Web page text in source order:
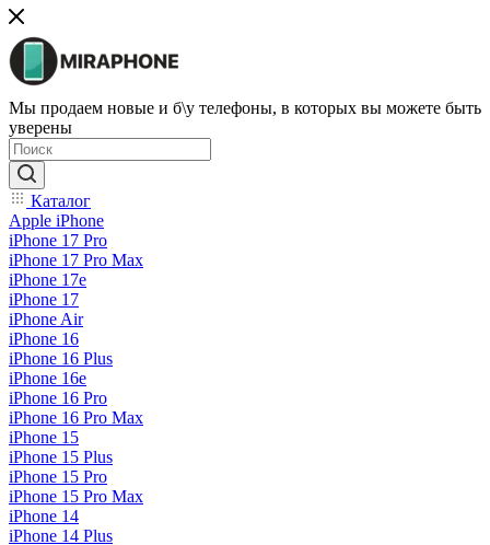
Мы продаем новые и б\у телефоны, в которых вы можете быть
уверены
Каталог
Apple iPhone
iPhone 17 Pro
iPhone 17 Pro Max
iPhone 17e
iPhone 17
iPhone Air
iPhone 16
iPhone 16 Plus
iPhone 16e
iPhone 16 Pro
iPhone 16 Pro Max
iPhone 15
iPhone 15 Plus
iPhone 15 Pro
iPhone 15 Pro Max
iPhone 14
iPhone 14 Plus